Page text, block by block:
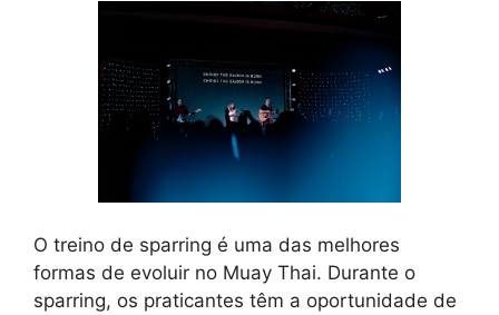
O treino de sparring é uma das melhores
formas de evoluir no Muay Thai. Durante o
sparring, os praticantes têm a oportunidade de